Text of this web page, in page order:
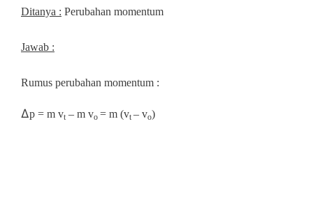
Ditanya : Perubahan momentum
Jawab :
Rumus perubahan momentum :
∆p = m vt – m vo = m (vt – vo)